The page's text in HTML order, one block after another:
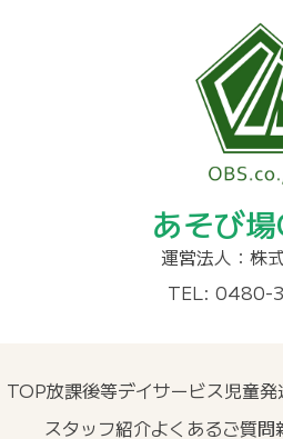
あそび
運営法人：株
TEL: 0480-
TOP放課後等デイサービス児童
スタッフ紹介よくあるご質問